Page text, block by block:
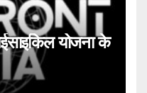
योजना के